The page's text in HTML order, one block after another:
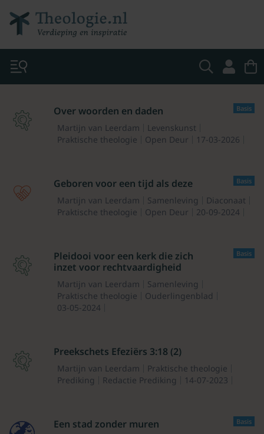
Basis
Over woorden en daden
Martijn van Leerdam
Levenskunst
Praktische theologie
Open Deur 17-03-2026
Basis
Geboren voor een tijd als deze
Martijn van Leerdam Samenleving
Diaconaat
Praktische theologie
Open Deur 20-09-2024
Basis
Pleidooi voor een kerk die zich
inzet voor rechtvaardigheid
Martijn van Leerdam
Samenleving
Praktische theologie
Ouderlingenblad
03-05-2024
Preekschets Efeziërs 3:18 (2)
Martijn van Leerdam
Praktische theologie
Prediking
Redactie Prediking 14-07-2023
Basis
Een stad zonder muren